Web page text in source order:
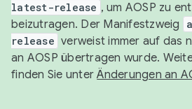
latest-release , um AOSP zu
beizutragen. Der Manifestzweig
release verweist immer auf das
an AOSP übertragen wurde.
finden Sie unterÄnderungen an